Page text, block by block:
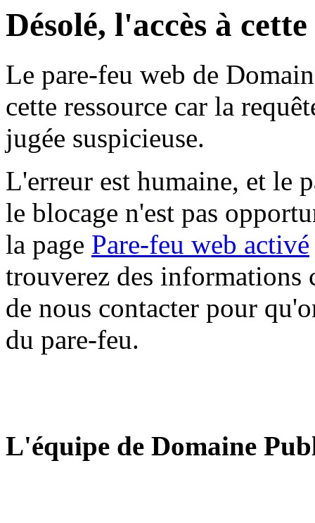
Désolé, l'accès à
Le pare-feu web de
cette ressource car la
jugée suspicieuse.
L'erreur est humaine, et le
le blocage n'est pas
la page Pare-feu web activé
trouverez des informations
de nous contacter pour
du pare-feu.
L'équipe de Domaine